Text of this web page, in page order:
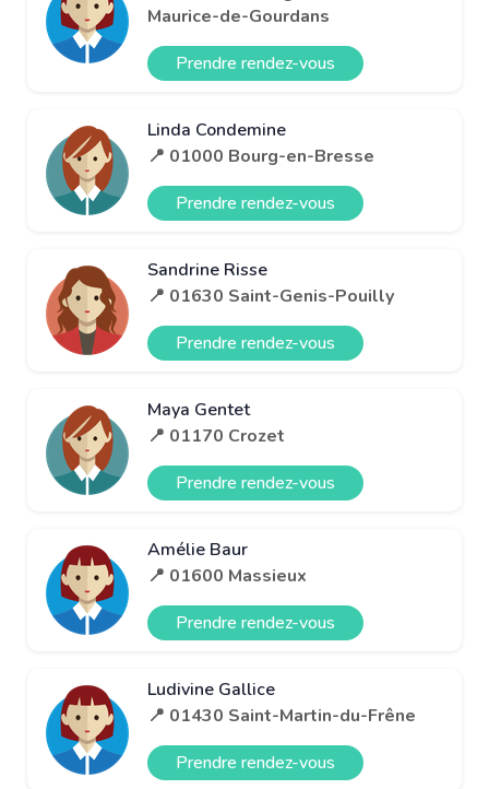
Maurice-de-Gourdans
Prendre rendez-vous
Linda Condemine
📍 01000 Bourg-en-Bresse
Prendre rendez-vous
Sandrine Risse
📍 01630 Saint-Genis-Pouilly
Prendre rendez-vous
Maya Gentet
📍 01170 Crozet
Prendre rendez-vous
Amélie Baur
📍 01600 Massieux
Prendre rendez-vous
Ludivine Gallice
📍 01430 Saint-Martin-du-Frêne
Prendre rendez-vous